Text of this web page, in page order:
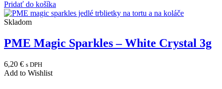
Pridať do košíka
Skladom
PME Magic Sparkles – White Crystal 3g
6,20 € s DPH
Add to Wishlist